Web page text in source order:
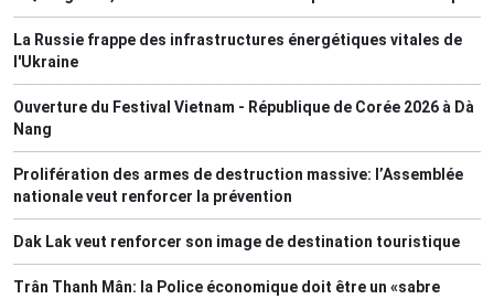
La Russie frappe des infrastructures énergétiques vitales de
l'Ukraine
Ouverture du Festival Vietnam - République de Corée 2026 à Dà
Nang
Prolifération des armes de destruction massive: l’Assemblée
nationale veut renforcer la prévention
Dak Lak veut renforcer son image de destination touristique
Trân Thanh Mân: la Police économique doit être un «sabre